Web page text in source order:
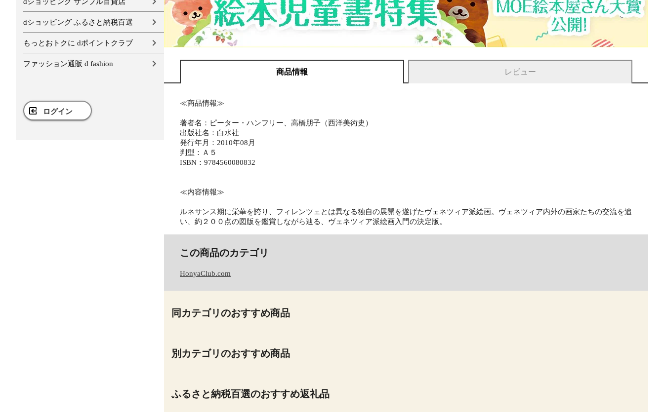
dショッピング ふるさと納税百選
もっとおトクに dポイントクラブ
ファッション通販 d fashion
ログイン
商品情報 レビュー
≪商品情報≫
著者名：ピーター・ハンフリー、高橋朋子（西洋美術史）
出版社名：白水社
発行年月：2010年08月
判型：Ａ５
ISBN：9784560080832
≪内容情報≫
ルネサンス期に栄華を誇り、フィレンツェとは異なる独自の展開を遂げたヴェネツィア派絵画。ヴェネツィア内外の画家たちの交流を追
い、約２００点の図版を鑑賞しながら辿る、ヴェネツィア派絵画入門の決定版。
この商品のカテゴリ
HonyaClub.com
同カテゴリのおすすめ商品
別カテゴリのおすすめ商品
ふるさと納税百選のおすすめ返礼品